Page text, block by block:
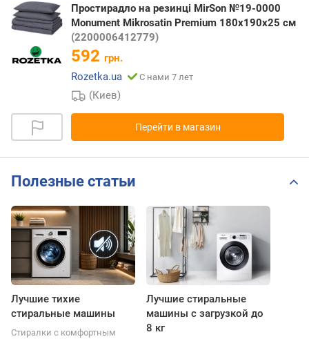
Простирадло на резинці MirSon №19-0000
Monument Mikrosatin Premium 180x190x25 см
(2200006412779)
592 грн.
Rozetka.ua
С нами 7 лет
(Киев)
Перейти в магазин
Полезные статьи
Лучшие тихие
стиральные машины
Стиралки с комфортным
Лучшие стиральные
машины с загрузкой до
8 кг